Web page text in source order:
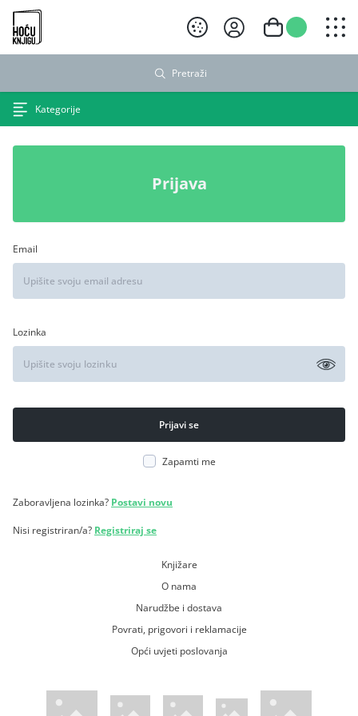
Hoću knjigu crni logo
Pretraži
Kategorije
Prijava
Email
Lozinka
Zapamti me
Zaboravljena lozinka? Postavi novu
Nisi registriran/a? Registriraj se
Knjižare
O nama
Narudžbe i dostava
Povrati, prigovori i reklamacije
Opći uvjeti poslovanja
WsPay web stranicaMaestro web stranicaMastercard web stranicaAmerican Express web stranica
Visa web stranica